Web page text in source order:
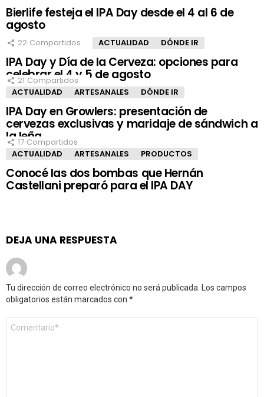
Bierlife festeja el IPA Day desde el 4 al 6 de
agosto
22 Compartidos ACTUALIDAD DÓNDE IR
IPA Day y Día de la Cerveza: opciones para
celebrar el 4 y 5 de agosto
21 Compartidos
ACTUALIDAD
ARTESANALES DÓNDE IR
IPA Day en Growlers: presentación de
cervezas exclusivas y maridaje de sándwich a
la leña
17 Compartidos
ACTUALIDAD
ARTESANALES PRODUCTOS
Conocé las dos bombas que Hernán
Castellani preparó para el IPA DAY
DEJA UNA RESPUESTA
Tu dirección de correo electrónico no será publicada.
Los campos
obligatorios están marcados con *
Comentario